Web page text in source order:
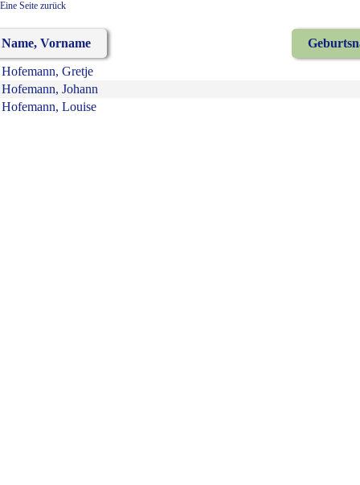
Eine Seite zurück
Name, Vorname
Hofemann, Gretje
Hofemann, Johann
Hofemann, Louise